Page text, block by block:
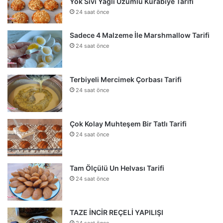
24 saat önce
Sadece 4 Malzeme İle Marshmallow Tarifi
24 saat önce
Terbiyeli Mercimek Çorbası Tarifi
24 saat önce
Çok Kolay Muhteşem Bir Tatlı Tarifi
24 saat önce
Tam Ölçülü Un Helvası Tarifi
24 saat önce
TAZE İNCİR REÇELİ YAPILIŞI